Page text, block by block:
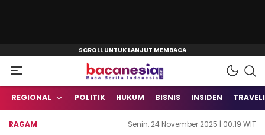
Bacanesia.com
Baca Berita Indonesia
REGIONAL POLITIK HUKUM BISNIS INSIDEN
RAGAM Senin, 24 November 2025 | 00:19 WIT